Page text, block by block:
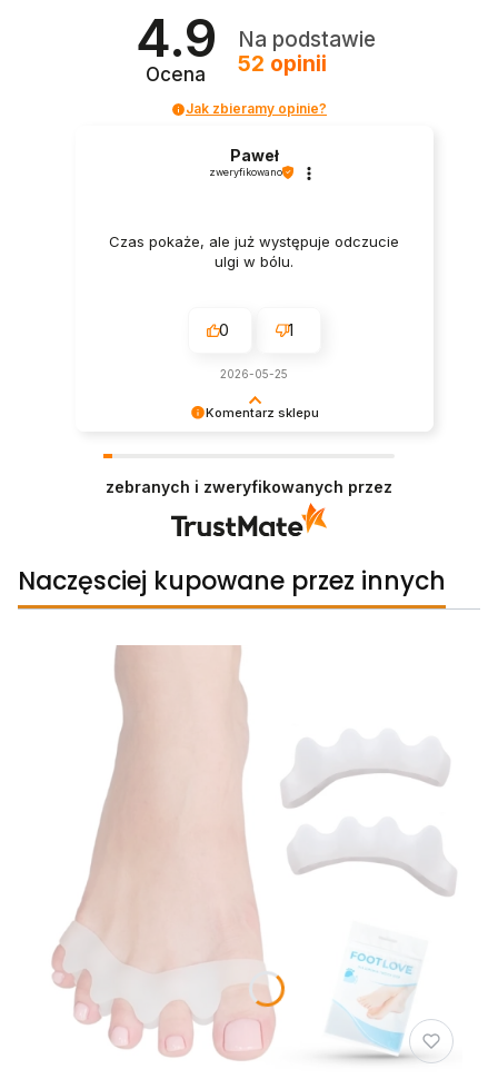
4.9
Ocena
Na podstawie
52 opinii
Jak zbieramy opinie?
Komentarz sklepu
możemy zapewnić odpowiednią obsługę tak
świetnym klientom. Dziękujemy raz jeszcze!
Paweł
zweryfikowano
Czas pokaże, ale już występuje odczucie
ulgi w bólu.
0 1
2026-05-25
zebranych i zweryfikowanych przez
Naczęsciej kupowane przez innych